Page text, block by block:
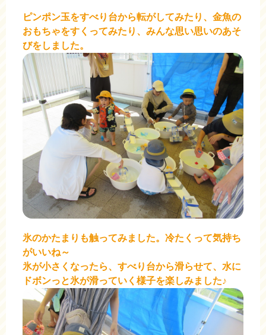
ピンポン玉をすべり台から転がしてみたり、金魚の
おもちゃをすくってみたり、みんな思い思いのあそ
びをしました。
氷のかたまりも触ってみました。冷たくって気持ち
がいいね～
氷が小さくなったら、すべり台から滑らせて、水に
ドボンっと氷が滑っていく様子を楽しみました♪